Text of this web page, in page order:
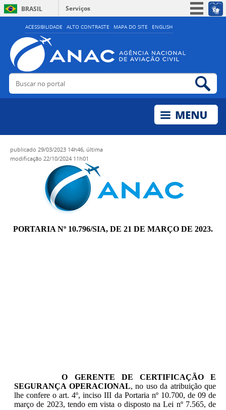
ACESSIBILIDADE ALTO CONTRASTE MAPA DO SITE ENGLISH
BRASIL
Serviços
Simplifique!
Acesso à informação
Legislação
Buscar no portal
publicado 29/03/2023 14h46, última
modificação 22/10/2024 11h01
PORTARIA Nº 10.796/SIA, DE 21 DE MARÇO DE 2023.
O GERENTE DE CERTIFICAÇÃO E
SEGURANÇA OPERACIONAL, no uso da atribuição que
lhe confere o art. 4º, inciso III da Portaria nº 10.700, de 09 de
março de 2023, tendo em vista o disposto na Lei nº 7.565, de